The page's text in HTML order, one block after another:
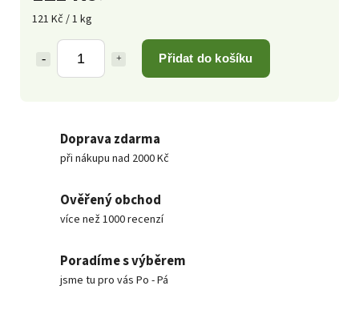
121 Kč / 1 kg
Přidat do košíku
Doprava zdarma
při nákupu nad 2000 Kč
Ověřený obchod
více než 1000 recenzí
Poradíme s výběrem
jsme tu pro vás Po - Pá